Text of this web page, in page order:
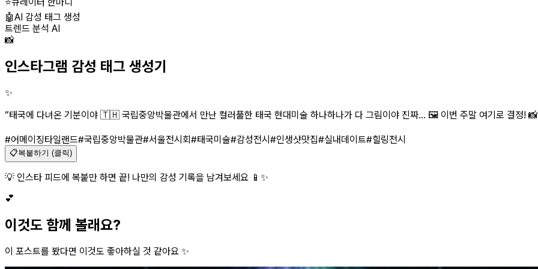
🤖AI 감성 태그 생성
트렌드 분석 AI
📸
인스타그램 감성 태그 생성기
✨
“태국에 다녀온 기분이야 🇹🇭 국립중앙박물관에서 만난 컬러풀한 태국 현대미술 하나하나가 다 그림이야 진짜... 🖼️ 이번 주말 여기로 결정! 📸
#어메이징타일랜드#국립중앙박물관#서울전시회#태국미술#감성전시 #인생샷맛집#실내데이트#힐링전시
📋복붙하기 (클릭)
💡 인스타 피드에 복붙만 하면 끝! 나만의 감성 기록을 남겨보세요 📱✨
💕
이것도 함께 볼래요?
이 포스트를 봤다면 이것도 좋아하실 것 같아요 ✨